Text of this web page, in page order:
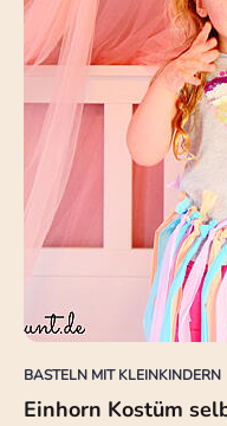
BASTELN MIT KLEINKINDERN
Einhorn Kostüm